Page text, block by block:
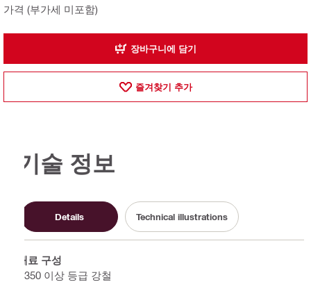
가격 (부가세 미포함)
장바구니에 담기
즐겨찾기 추가
기술 정보
Details Technical illustrations
재료 구성
S350 이상 등급 강철